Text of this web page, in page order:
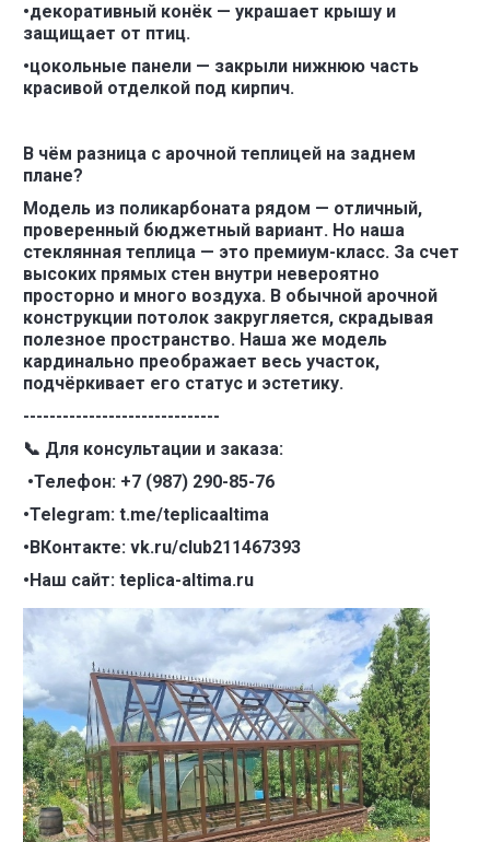
•декоративный конёк — украшает крышу и
защищает от птиц.
•цокольные панели — закрыли нижнюю часть
красивой отделкой под кирпич.
В чём разница с арочной теплицей на заднем
плане?
Модель из поликарбоната рядом — отличный,
проверенный бюджетный вариант. Но наша
стеклянная теплица — это премиум-класс. За счет
высоких прямых стен внутри невероятно
просторно и много воздуха. В обычной арочной
конструкции потолок закругляется, скрадывая
полезное пространство. Наша же модель
кардинально преображает весь участок,
подчёркивает его статус и эстетику.
------------------------------
📞 Для консультации и заказа:
•Телефон: +7 (987) 290-85-76
•Telegram: t.me/teplicaaltima
•ВКонтакте: vk.ru/club211467393
•Наш сайт: teplica-altima.ru